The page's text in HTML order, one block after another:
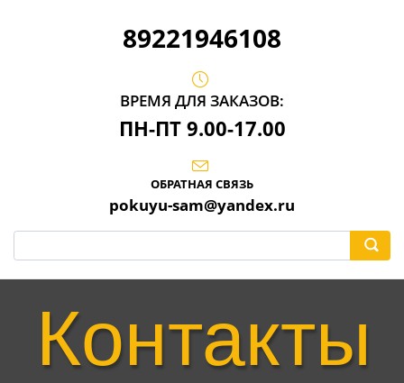
89221946108
ВРЕМЯ ДЛЯ ЗАКАЗОВ:
ПН-ПТ 9.00-17.00
ОБРАТНАЯ СВЯЗЬ
pokuyu-sam@yandex.ru
Контакты